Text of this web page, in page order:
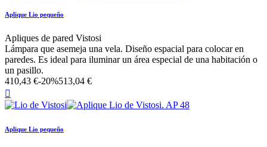
Aplique Lio pequeño
Apliques de pared Vistosi
Lámpara que asemeja una vela. Diseño espacial para colocar en
paredes. Es ideal para iluminar un área especial de una habitación o
un pasillo.
410,43 €-20%513,04 €

Aplique Lio pequeño